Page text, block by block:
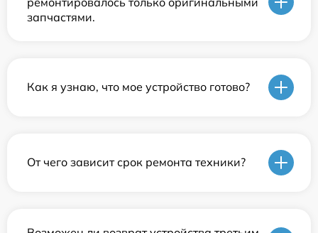
запчастями.
Как я узнаю, что мое устройство готово?
От чего зависит срок ремонта техники?